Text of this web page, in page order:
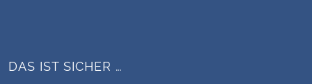
DAS IST SICHER …